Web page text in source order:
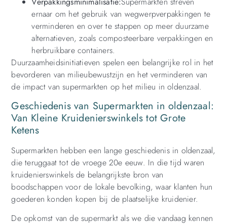
ernaar om het gebruik van wegwerpverpakkingen te
verminderen en over te stappen op meer duurzame
alternatieven, zoals composteerbare verpakkingen en
herbruikbare containers.
Duurzaamheidsinitiatieven spelen een belangrijke rol in het
bevorderen van milieubewustzijn en het verminderen van
de impact van supermarkten op het milieu in oldenzaal.
Geschiedenis van Supermarkten in oldenzaal:
Van Kleine Kruidenierswinkels tot Grote
Ketens
Supermarkten hebben een lange geschiedenis in oldenzaal,
die teruggaat tot de vroege 20e eeuw. In die tijd waren
kruidenierswinkels de belangrijkste bron van
boodschappen voor de lokale bevolking, waar klanten hun
goederen konden kopen bij de plaatselijke kruidenier.
De opkomst van de supermarkt als we die vandaag kennen